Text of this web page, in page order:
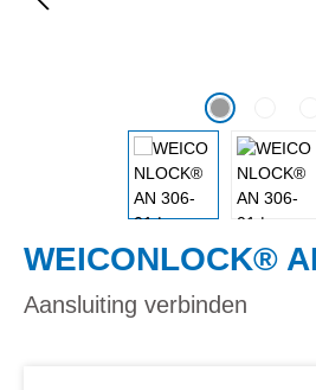
WEICONLOCK®
Aansluiting verbinden